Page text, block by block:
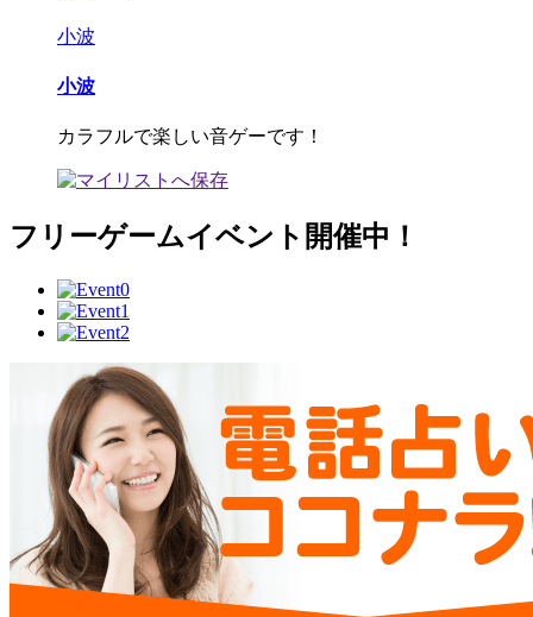
小波
小波
カラフルで楽しい音ゲーです！
フリーゲームイベント開催中！